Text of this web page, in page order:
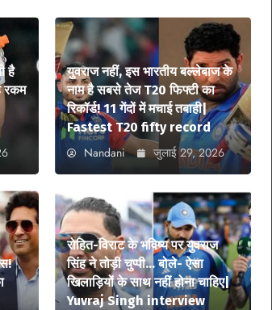
है
रकम
युवराज नहीं, इस भारतीय बल्लेबाज के
नाम है सबसे तेज T20 फिफ्टी का
रिकॉर्ड! 11 गेंदों में मचाई तबाही|
Fastest T20 fifty record
Nandani जुलाई 29, 2026
रोहित-विराट के भविष्य पर युवराज
सिंह ने तोड़ी चुप्पी… बोले- ऐसा
खिलाड़ियों के साथ नहीं होना चाहिए|
Yuvraj Singh interview